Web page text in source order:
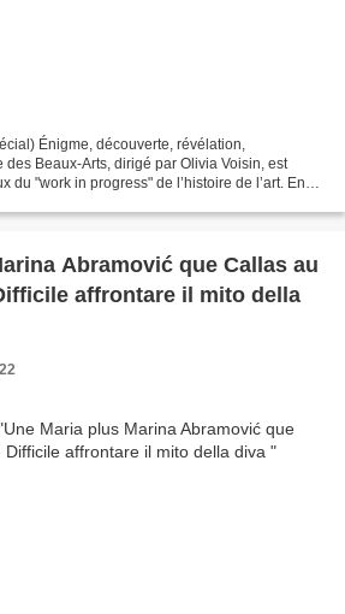
Énigme, découverte, révélation,
Beaux-Arts, dirigé par Olivia Voisin, est
du "work in progress" de l’histoire de l’art. En
Abramović que Callas au
affrontare il mito della